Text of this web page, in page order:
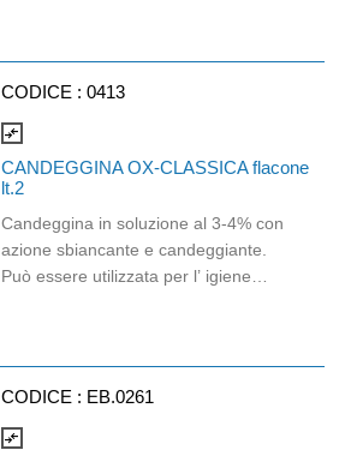
CODICE : 0413
compare_arrows
CANDEGGINA OX-CLASSICA flacone
lt.2
Candeggina in soluzione al 3-4% con
azione sbiancante e candeggiante.
Può essere utilizzata per l’ igiene
nella scheda tecnica del prodotto e di
non utilizzare il prodotto puro su
CODICE : EB.0261
compare_arrows